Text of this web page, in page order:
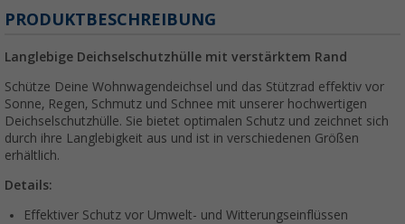
PRODUKTBESCHREIBUNG
Langlebige Deichselschutzhülle mit verstärktem Rand
Schütze Deine Wohnwagendeichsel und das Stützrad effektiv vor
Sonne, Regen, Schmutz und Schnee mit unserer hochwertigen
Deichselschutzhülle. Sie bietet optimalen Schutz und zeichnet sich
durch ihre Langlebigkeit aus und ist in verschiedenen Größen
erhältlich.
Details:
Effektiver Schutz vor Umwelt- und Witterungseinflüssen